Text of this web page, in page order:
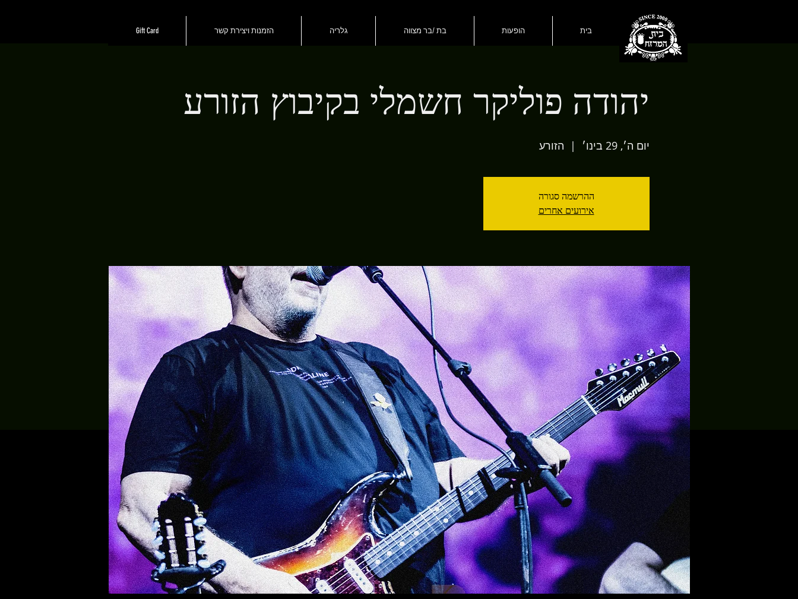
Gift Card הזמנות ויצירת קשר גלריה בת /בר מצווה הופעות בית
יהודה פוליקר חשמלי בקיבוץ הזורע
יום ה׳, 29 בינו׳
  |
הזורע
ההרשמה סגורה
אירועים אחרים